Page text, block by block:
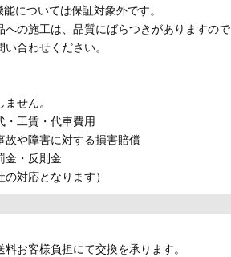
については保証対象外です。
の施工は、品質にばらつきがありますので
合わせください。
せん。
・工賃・代車費用
故や障害に対する損害賠償
金・反則金
対応となります）
お客様負担にて交換を承ります。